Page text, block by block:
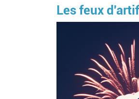
Les feux